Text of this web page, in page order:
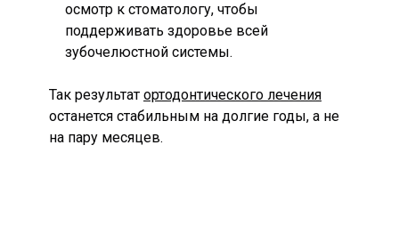
осмотр к стоматологу, чтобы
поддерживать здоровье всей
зубочелюстной системы.
Так результат ортодонтического лечения
останется стабильным на долгие годы, а не
на пару месяцев.